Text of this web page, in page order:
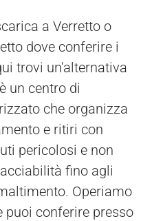
a Verretto o
dove conferire i
trovi un'alternativa
un centro di
che organizza
e ritiri con
pericolosi e non
fino agli
Operiamo
puoi conferire presso